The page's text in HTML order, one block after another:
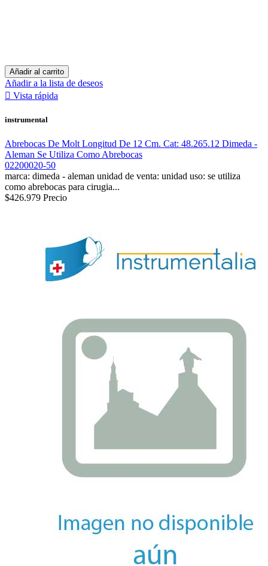
Añadir al carrito
Añadir a la lista de deseos
 Vista rápida
instrumental
Abrebocas De Molt Longitud De 12 Cm. Cat: 48.265.12 Dimeda -
Aleman Se Utiliza Como Abrebocas
02200020-50
marca: dimeda - aleman unidad de venta: unidad uso: se utiliza
como abrebocas para cirugia...
$426.979 Precio